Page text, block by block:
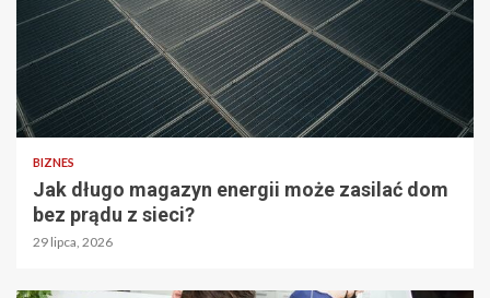
BIZNES
Jak długo magazyn energii może zasilać dom
bez prądu z sieci?
29 lipca, 2026